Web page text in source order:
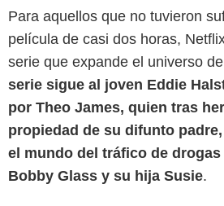
Para aquellos que no tuvieron
película de casi dos horas,
serie que expande el universo de
serie sigue al joven Eddie
por Theo James, quien tras
propiedad de su difunto
el mundo del tráfico de
Bobby Glass y su hija Susie.
Netflix